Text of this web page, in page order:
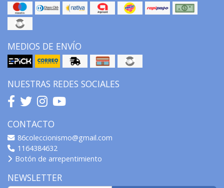
MEDIOS DE ENVÍO
NUESTRAS REDES SOCIALES
CONTACTO
86coleccionismo@gmail.com
1164384632
Botón de arrepentimiento
NEWSLETTER